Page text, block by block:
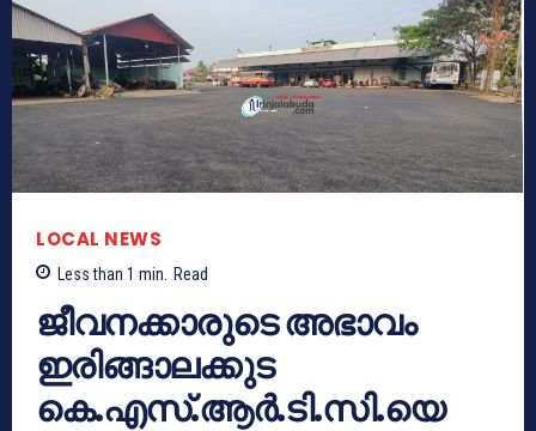
LOCAL NEWS
Less than 1 min. Read
ജീവനക്കാരുടെ അഭാവം
ഇരിങ്ങാലക്കുട
കെ.എസ്.ആര്‍.ടി.സി.യെ